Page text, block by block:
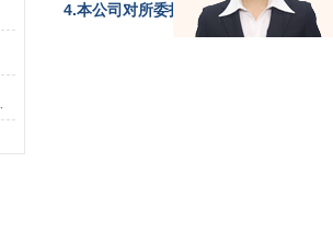
4.本公司对所委托进口产品品质不做任